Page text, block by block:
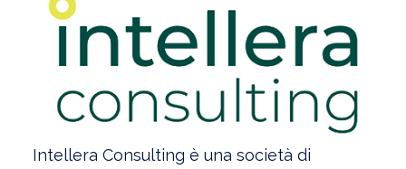
Intellera Consulting è una società di